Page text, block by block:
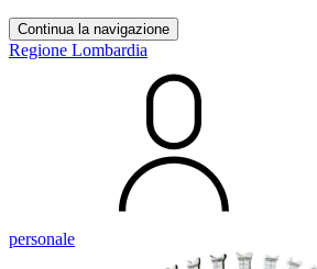
Continua la navigazione
Regione Lombardia
personale